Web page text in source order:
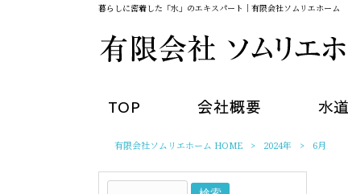
暮らしに密着した「水」のエキスパート｜有限会社ソムリエホーム
TOP 会社概要 水
有限会社ソムリエホーム HOME > 2024年 > 6月